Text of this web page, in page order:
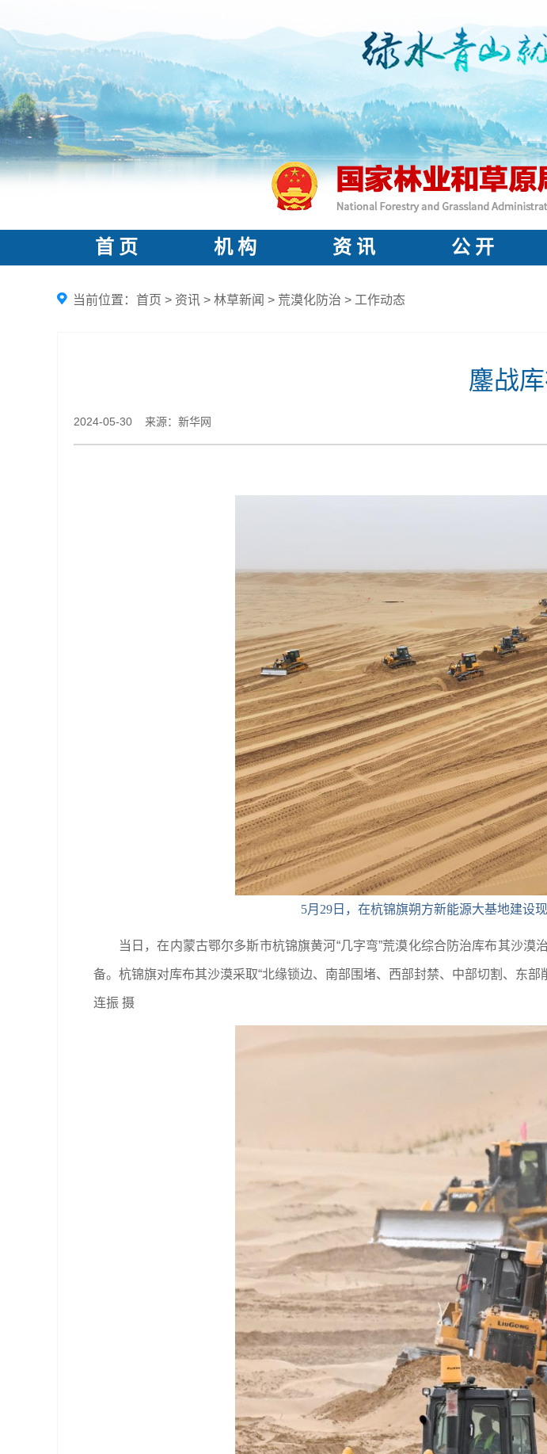
首 页 机 构 资 讯 公 开
当前位置： 首页 > 资讯 > 林草新闻 > 荒漠化防治 > 工作动态
鏖战
2024-05-30 来源：新华网
5月29日，在杭锦旗朔方新能源大基地建设
当日，在内蒙古鄂尔多斯市杭锦旗黄河“几字弯”荒漠化综合防治库布其沙
备。杭锦旗对库布其沙漠采取“北缘锁边、南部围堵、西部封禁、中部切割、东部
连振 摄